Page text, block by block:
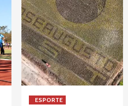
ESPORTE